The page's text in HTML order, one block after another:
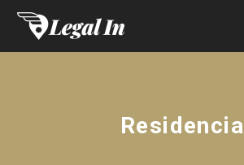
Residencia